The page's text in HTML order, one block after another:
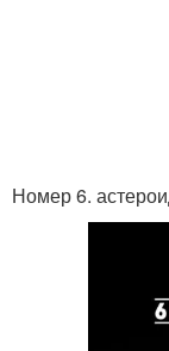
Номер 6.